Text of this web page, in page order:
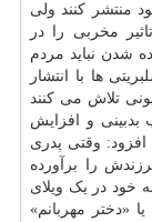
منتشر کنند ولی
مخربی را در
شدن نباید مردم
ها با انتشار
از اتفاقات روزمره یک جامعه ۸۰ میلیونی تلاش می کنند
بدبینی و افزایش
وقتی پدری
را برآورده
خود در یک ویلای
«دختر مهربانم»